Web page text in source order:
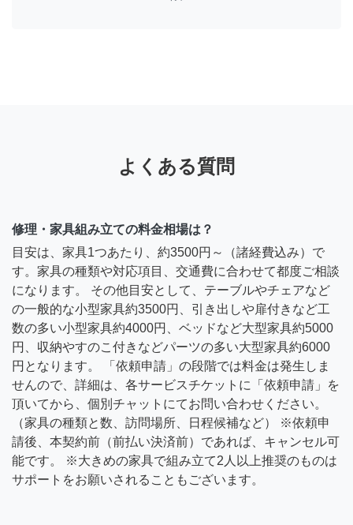
よくある質問
修理・家具組み立ての料金相場は？
目安は、家具1つあたり、約3500円～（諸経費込み）で
す。家具の種類や対応項目、交通費に合わせて都度ご相談
になります。 その他目安として、テーブルやチェアなど
の一般的な小型家具約3500円、引き出しや扉付きなど工
数の多い小型家具約4000円、ベッドなど大型家具約5000
円、収納やすのこ付きなどパーツの多い大型家具約6000
円となります。 「依頼申請」の段階では料金は発生しま
せんので、詳細は、各サービスチケットに「依頼申請」を
頂いてから、個別チャットにてお問い合わせください。
（家具の種類と数、訪問場所、日程候補など） ※依頼申
請後、本契約前（前払い決済前）であれば、キャンセル可
能です。 ※大きめの家具で組み立て2人以上推奨のものは
サポートをお願いされることもございます。